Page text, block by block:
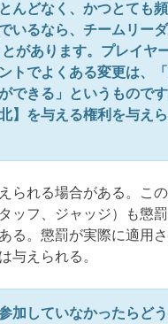
んどなく、かつとても
いるなら、チームリー
があります。プレイヤ
トでよくある変更は、
できる」というもので
】を与える権利を与え
れる場合がある。こ
ッフ、ジャッジ）も懲
る。懲罰が実際に適用
与えられる。
加していなかったらど